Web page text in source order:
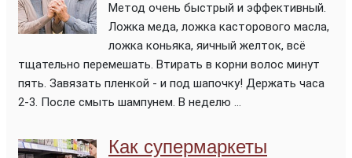
Метод очень быстрый и эффективный.
Ложка меда, ложка касторового масла,
ложка коньяка, яичный желток, всё
тщательно перемешать. Втирать в корни волос минут
пять. Завязать пленкой - и под шапочку! Держать часа
2-3. После смыть шампунем. В неделю ...
Как супермаркеты